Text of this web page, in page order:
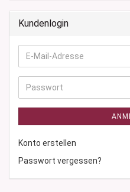
Kundenlogin
E-
Mail-
Adresse
Passwort
Konto erstellen
Passwort vergessen?